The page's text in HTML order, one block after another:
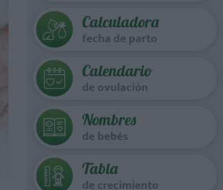
Calculadora
fecha de parto
Calendario
de ovulación
Nombres
de bebés
Tabla
de crecimiento